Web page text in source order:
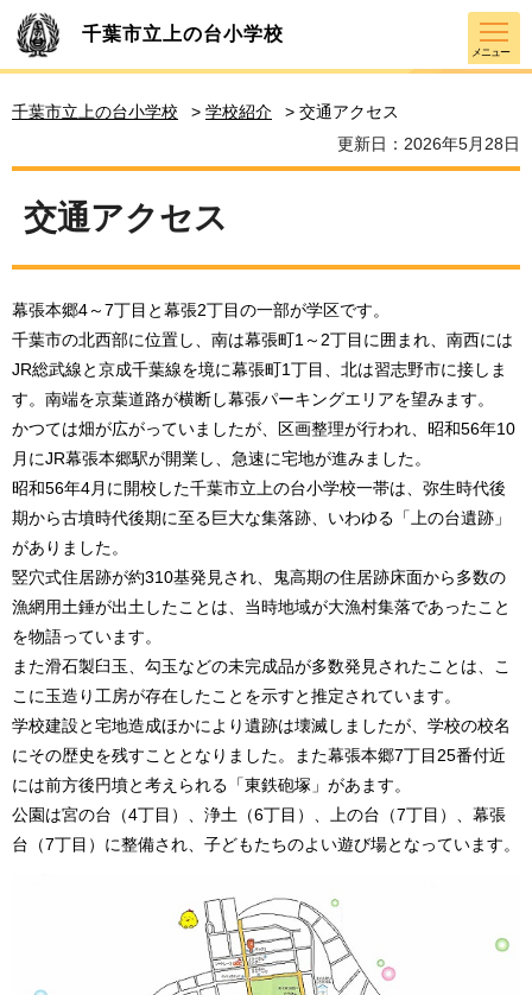
千葉市立上の台小学校
メニュー
千葉市立上の台小学校 > 学校紹介
> 交通アクセス
更新日：2026年5月28日
交通アクセス
幕張本郷4～7丁目と幕張2丁目の一部が学区です。
千葉市の北西部に位置し、南は幕張町1～2丁目に囲まれ、南西には
JR総武線と京成千葉線を境に幕張町1丁目、北は習志野市に接しま
す。南端を京葉道路が横断し幕張パーキングエリアを望みます。
かつては畑が広がっていましたが、区画整理が行われ、昭和56年10
月にJR幕張本郷駅が開業し、急速に宅地が進みました。
昭和56年4月に開校した千葉市立上の台小学校一帯は、弥生時代後
期から古墳時代後期に至る巨大な集落跡、いわゆる「上の台遺跡」
がありました。
竪穴式住居跡が約310基発見され、鬼高期の住居跡床面から多数の
漁網用土錘が出土したことは、当時地域が大漁村集落であったこと
を物語っています。
また滑石製臼玉、勾玉などの未完成品が多数発見されたことは、こ
こに玉造り工房が存在したことを示すと推定されています。
学校建設と宅地造成ほかにより遺跡は壊滅しましたが、学校の校名
にその歴史を残すこととなりました。また幕張本郷7丁目25番付近
には前方後円墳と考えられる「東鉄砲塚」があます。
公園は宮の台（4丁目）、浄土（6丁目）、上の台（7丁目）、幕張
台（7丁目）に整備され、子どもたちのよい遊び場となっています。